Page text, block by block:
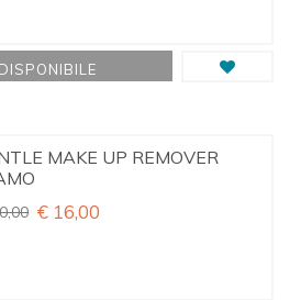
MAKE UP REMOVER
€ 16,00